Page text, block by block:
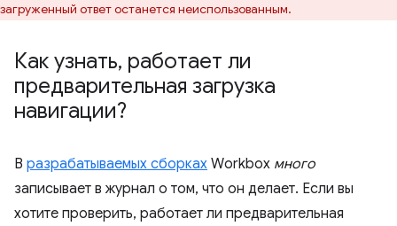
загруженный ответ останется неиспользованным.
Как узнать, работает ли
предварительная загрузка
навигации?
В разрабатываемых сборках Workbox много
записывает в журнал о том, что он делает. Если вы
хотите проверить, работает ли предварительная